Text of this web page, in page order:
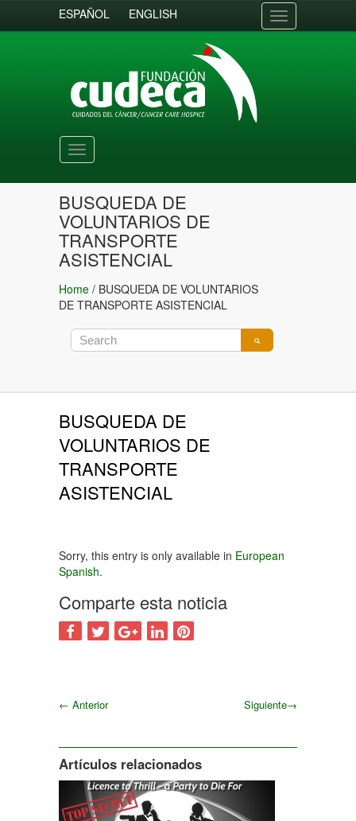
ESPAÑOL ENGLISH
Toggle
navigation
Toggle
navigation
BUSQUEDA DE
VOLUNTARIOS DE
TRANSPORTE
ASISTENCIAL
Home / BUSQUEDA DE VOLUNTARIOS
DE TRANSPORTE ASISTENCIAL
BUSQUEDA DE
VOLUNTARIOS DE
TRANSPORTE
ASISTENCIAL
Sorry, this entry is only available in European
Spanish.
Comparte esta noticia
← Anterior Siguiente→
Artículos relacionados